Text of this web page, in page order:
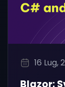
16 Lug,
Blazor: